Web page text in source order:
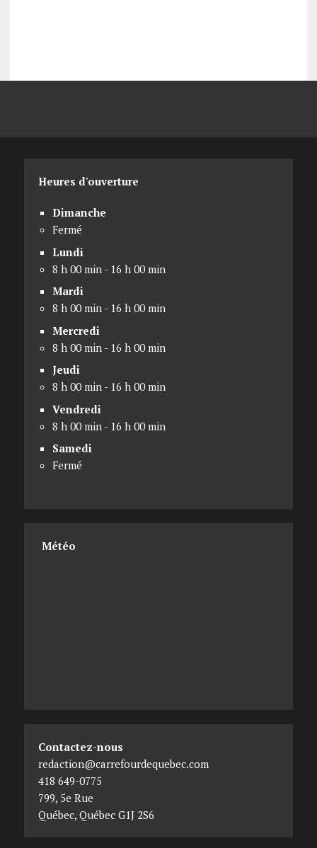
Heures d'ouverture
Dimanche
Fermé
Lundi
8 h 00 min - 16 h 00 min
Mardi
8 h 00 min - 16 h 00 min
Mercredi
8 h 00 min - 16 h 00 min
Jeudi
8 h 00 min - 16 h 00 min
Vendredi
8 h 00 min - 16 h 00 min
Samedi
Fermé
Météo
Contactez-nous
redaction@carrefourdequebec.com
418 649-0775
799, 5e Rue
Québec, Québec G1J 2S6